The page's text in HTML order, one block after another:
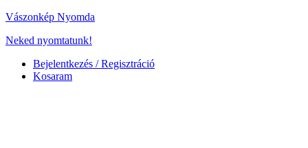
Vászonkép Nyomda
Neked nyomtatunk!
Bejelentkezés / Regisztráció
Kosaram